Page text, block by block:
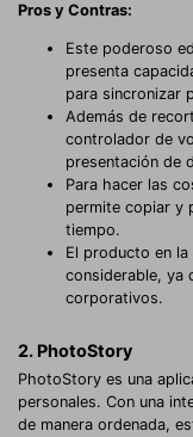
Pros y Contras:
Este poderoso
presenta
para sincronizar
Además de
controlador de
presentación de
Para hacer las
permite copiar y
tiempo.
El producto en
considerable, ya
corporativos.
2. PhotoStory
PhotoStory es una
personales. Con una
de manera ordenada,